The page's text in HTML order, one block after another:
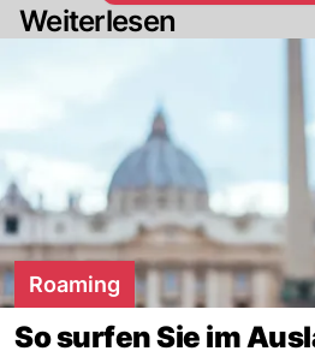
Weiterlesen
Roaming
So surfen Sie im